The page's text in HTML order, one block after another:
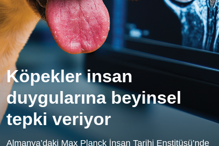
Köpekler insan
duygularına beyinsel
tepki veriyor
Almanya’daki Max Planck İnsan Tarihi Enstitüsü’nde